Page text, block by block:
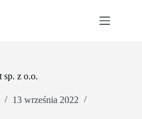
sp. z o.o.
13 września 2022